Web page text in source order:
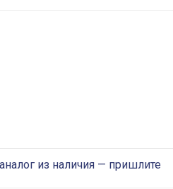
из наличия — пришлите